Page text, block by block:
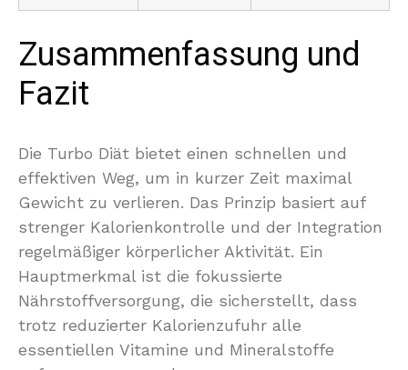
Zusammenfassung und
Fazit
Die Turbo Diät bietet einen schnellen und
effektiven Weg, um in kurzer Zeit maximal
Gewicht zu verlieren. Das Prinzip basiert auf
strenger Kalorienkontrolle und der Integration
regelmäßiger körperlicher Aktivität. Ein
Hauptmerkmal ist die fokussierte
Nährstoffversorgung, die sicherstellt, dass
trotz reduzierter Kalorienzufuhr alle
essentiellen Vitamine und Mineralstoffe